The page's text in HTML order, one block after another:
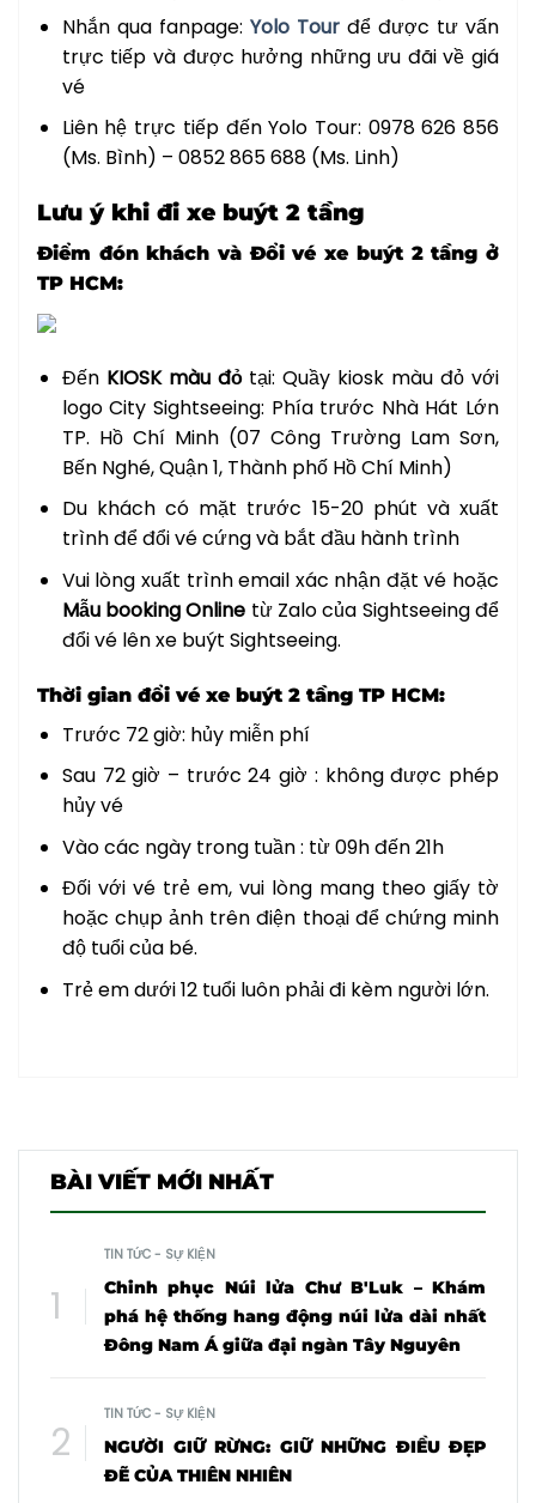
Nhắn qua fanpage: Yolo Tour để được tư vấn
trực tiếp và được hưởng những ưu đãi về giá
vé
Liên hệ trực tiếp đến Yolo Tour: 0978 626 856
(Ms. Bình) – 0852 865 688 (Ms. Linh)
Lưu ý khi đi xe buýt 2 tầng
Điểm đón khách và Đổi vé xe buýt 2 tầng ở
TP HCM:
Đến KIOSK màu đỏtại: Quầy kiosk màu đỏ với
logo City Sightseeing: Phía trước Nhà Hát Lớn
TP. Hồ Chí Minh (07 Công Trường Lam Sơn,
Bến Nghé, Quận 1, Thành phố Hồ Chí Minh)
Du khách có mặt trước 15-20 phút và xuất
trình để đổi vé cứng và bắt đầu hành trình
Vui lòng xuất trình email xác nhận đặt vé hoặc
Mẫu booking Online từ Zalo của Sightseeing để
đổi vé lên xe buýt Sightseeing.
Thời gian đổi vé xe buýt 2 tầng TP HCM:
Trước 72 giờ: hủy miễn phí
Sau 72 giờ – trước 24 giờ : không được phép
hủy vé
Vào các ngày trong tuần : từ 09h đến 21h
Đối với vé trẻ em, vui lòng mang theo giấy tờ
hoặc chụp ảnh trên điện thoại để chứng minh
độ tuổi của bé.
Trẻ em dưới 12 tuổi luôn phải đi kèm người lớn.
BÀI VIẾT MỚI NHẤT
TIN TỨC - SỰ KIỆN
Chinh phục Núi lửa Chư B'Luk – Khám
phá hệ thống hang động núi lửa dài nhất
Đông Nam Á giữa đại ngàn Tây Nguyên
TIN TỨC - SỰ KIỆN
NGƯỜI GIỮ RỪNG: GIỮ NHỮNG ĐIỀU ĐẸP
ĐẼ CỦA THIÊN NHIÊN